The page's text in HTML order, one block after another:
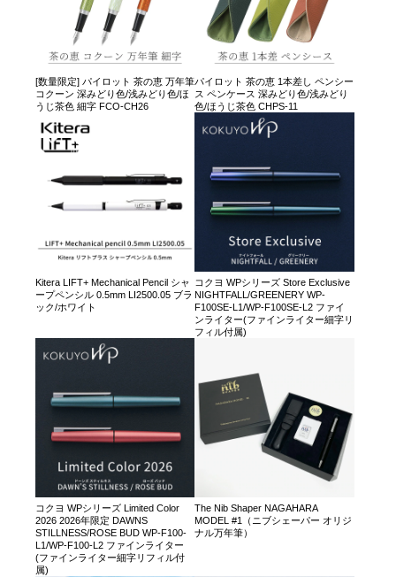
[数量限定] パイロット 茶の恵 万年筆
コクーン 深みどり色/浅みどり色/ほ
うじ茶色 細字 FCO-CH26
パイロット 茶の恵 1本差し ペンシー
ス ペンケース 深みどり色/浅みどり
色/ほうじ茶色 CHPS-11
Kitera LIFT+ Mechanical Pencil シャ
ープペンシル 0.5mm LI2500.05 ブラ
ック/ホワイト
コクヨ WPシリーズ Store Exclusive
NIGHTFALL/GREENERY WP-
F100SE-L1/WP-F100SE-L2 ファイ
ンライター(ファインライター細字リ
フィル付属)
コクヨ WPシリーズ Limited Color
2026 2026年限定 DAWNS
STILLNESS/ROSE BUD WP-F100-
L1/WP-F100-L2 ファインライター
(ファインライター細字リフィル付
属)
The Nib Shaper NAGAHARA
MODEL #1（ニブシェーパー オリジ
ナル万年筆）